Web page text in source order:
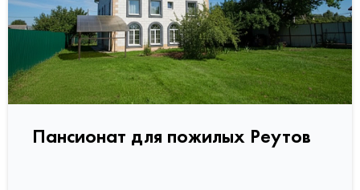
Пансионат для пожилых Реутов